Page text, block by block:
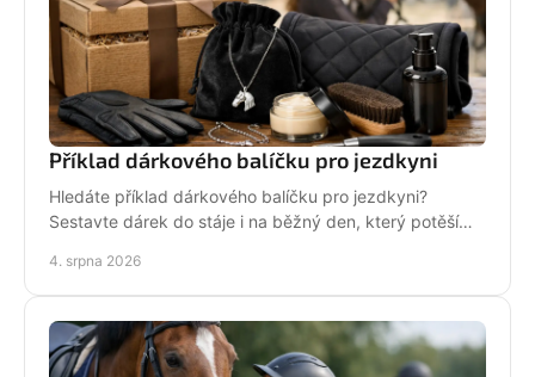
Příklad dárkového balíčku pro jezdkyni
Hledáte příklad dárkového balíčku pro jezdkyni?
Sestavte dárek do stáje i na běžný den, který potěší
4. srpna 2026